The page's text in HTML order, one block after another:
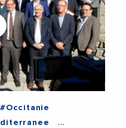
#Occitanie